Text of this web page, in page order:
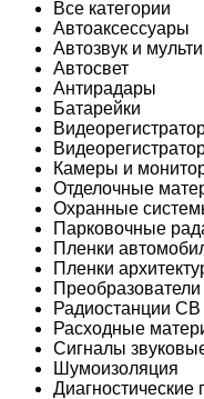
Все категории
Автоаксессуары
Автозвук и
Автосвет
Антирадары
Батарейки
Камеры и
Отделочные
Охранные
Парковочные
Пленки
Пленки
Радиостанции
Расходные
Сигналы
Шумоизоляция
Диагностические